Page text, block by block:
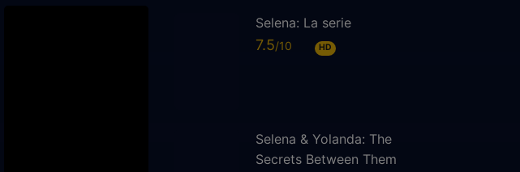
Selena: La serie
7.5 HD
Selena & Yolanda: The
Secrets Between Them